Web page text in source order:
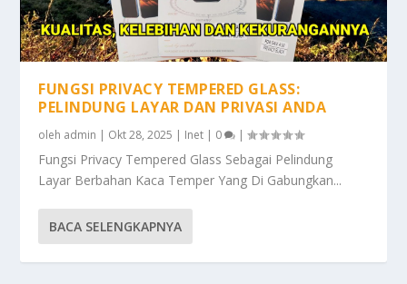
FUNGSI PRIVACY TEMPERED GLASS:
PELINDUNG LAYAR DAN PRIVASI ANDA
oleh admin | Okt 28, 2025 | Inet | 0 |
Fungsi Privacy Tempered Glass Sebagai Pelindung
Layar Berbahan Kaca Temper Yang Di Gabungkan...
BACA SELENGKAPNYA